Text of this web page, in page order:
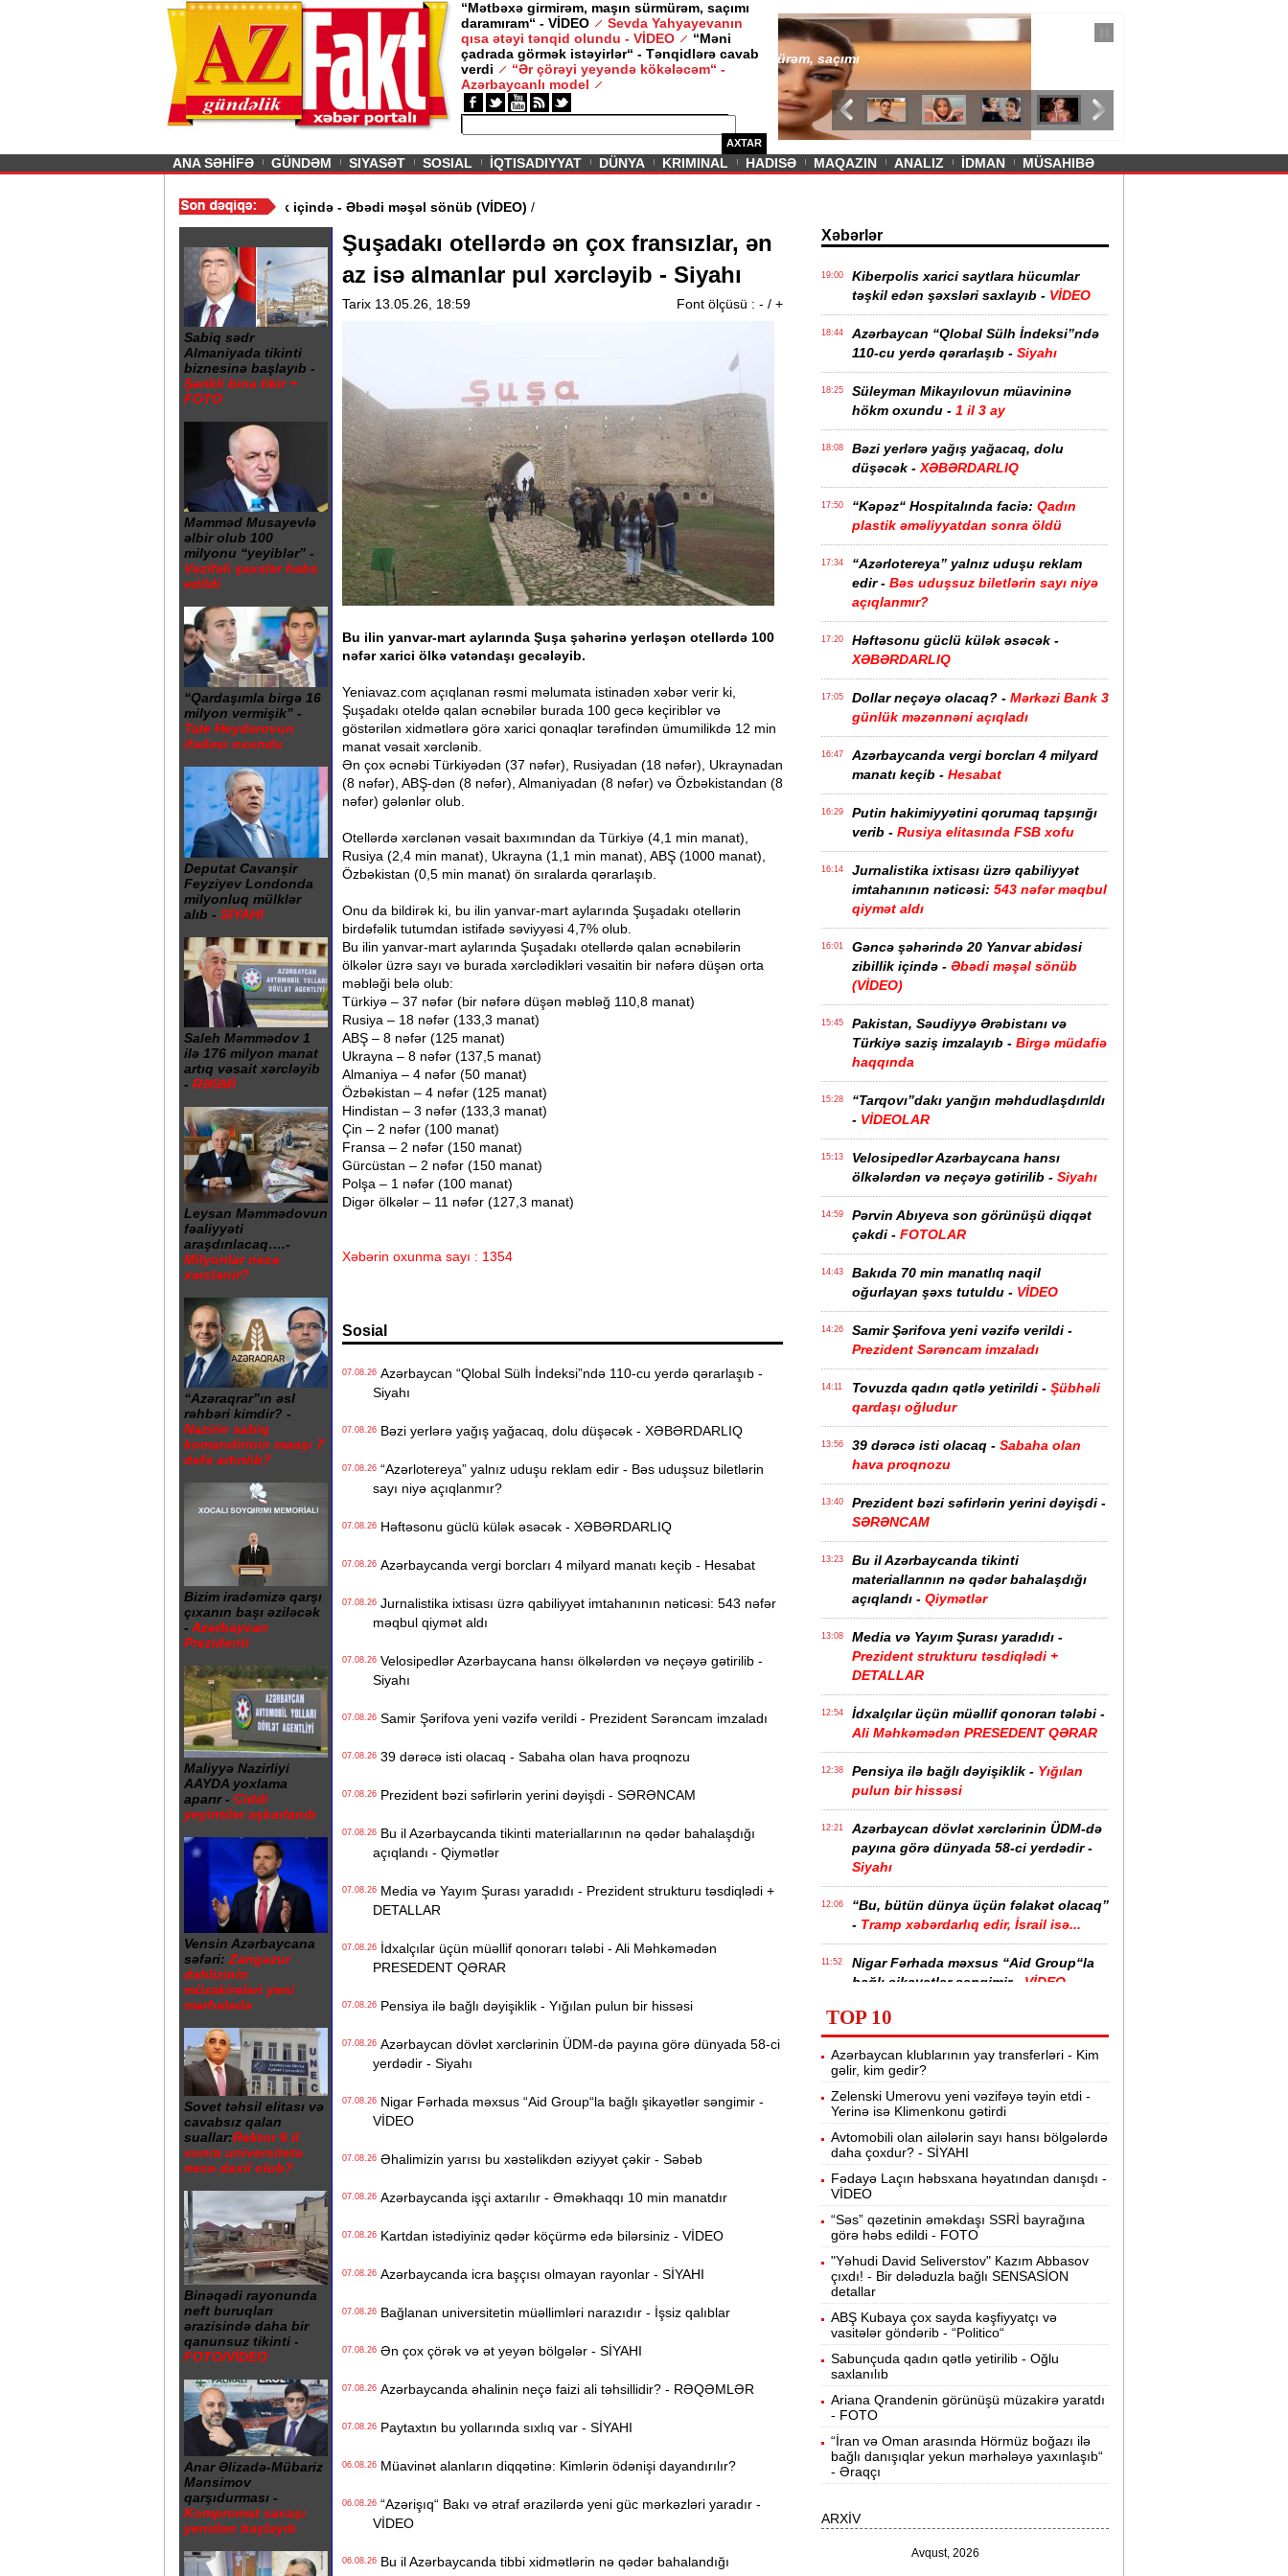
“Mətbəxə girmirəm, maşın sürmürəm, saçımı
daramıram“ - VİDEO
Sevda Yahyayevanın
qısa ətəyi tənqid olundu - VİDEO
“Məni
çadrada görmək istəyirlər“ - Tənqidlərə cavab
verdi
“Ər çörəyi yeyəndə kökələcəm“ -
Azərbaycanlı model
AXTAR
/ MAQAZIN /
Sevda Yahyayevanın qısa ətəyi tənqid olundu -
VİDEO
Previous
ANA SƏHİFƏ GÜNDƏM SIYASƏT SOSIAL İQTISADIYYAT DÜNYA KRIMINAL HADISƏ MAQAZIN ANALIZ İDMAN MÜSAHIBƏ
Gəncə şəhərində 20 Yanvar abidəsi zibillik içində - Əbədi məşəl sönüb (VİDEO)
Sabiq sədr
Almaniyada tikinti
biznesinə başlayıb -
Şərikli bina tikir +
FOTO
Məmməd Musayevlə
əlbir olub 100
milyonu “yeyiblər” -
Vəzifəli şəxslər həbs
edildi
“Qardaşımla birgə 16
milyon vermişik” -
Tale Heydərovun
ifadəsi oxundu
Deputat Cavanşir
Feyziyev Londonda
milyonluq mülklər
alıb - SİYAHI
Saleh Məmmədov 1
ilə 176 milyon manat
artıq vəsait xərcləyib
- RƏSMİ
Leysan Məmmədovun
fəaliyyəti
araşdırılacaq….-
Milyonlar necə
xərclənir?
“Azəraqrar”ın əsl
rəhbəri kimdir? -
Nazirin sabiq
komandirinin maaşı 7
dəfə artırılıb?
Bizim iradəmizə qarşı
çıxanın başı əziləcək
- Azərbaycan
Prezidenti
Maliyyə Nazirliyi
AAYDA yoxlama
aparır - Ciddi
yeyintilər aşkarlanıb
Vensin Azərbaycana
səfəri: Zəngəzur
dəhlizinin
müzakirələri yeni
mərhələdə
Sovet təhsil elitası və
cavabsız qalan
suallar:Rektor 6 il
sonra universitetə
necə daxil olub?
Binəqədi rayonunda
neft buruqları
ərazisində daha bir
qanunsuz tikinti -
FOTO/VİDEO
Anar Əlizadə-Mübariz
Mənsimov
qarşıdurması -
Kompromat savaşı
yenidən başlayıb
Şuşadakı otellərdə ən çox fransızlar, ən
az isə almanlar pul xərcləyib - Siyahı
Tarix 13.05.26, 18:59 Font ölçüsü : - / +
Bu ilin yanvar-mart aylarında Şuşa şəhərinə yerləşən otellərdə 100
nəfər xarici ölkə vətəndaşı gecələyib.
Yeniavaz.com açıqlanan rəsmi məlumata istinadən xəbər verir ki,
Şuşadakı oteldə qalan əcnəbilər burada 100 gecə keçiriblər və
göstərilən xidmətlərə görə xarici qonaqlar tərəfindən ümumilikdə 12 min
manat vəsait xərclənib.
Ən çox əcnəbi Türkiyədən (37 nəfər), Rusiyadan (18 nəfər), Ukraynadan
(8 nəfər), ABŞ-dən (8 nəfər), Almaniyadan (8 nəfər) və Özbəkistandan (8
nəfər) gələnlər olub.
Otellərdə xərclənən vəsait baxımından da Türkiyə (4,1 min manat),
Rusiya (2,4 min manat), Ukrayna (1,1 min manat), ABŞ (1000 manat),
Özbəkistan (0,5 min manat) ön sıralarda qərarlaşıb.
Onu da bildirək ki, bu ilin yanvar-mart aylarında Şuşadakı otellərin
birdəfəlik tutumdan istifadə səviyyəsi 4,7% olub.
Bu ilin yanvar-mart aylarında Şuşadakı otellərdə qalan əcnəbilərin
ölkələr üzrə sayı və burada xərclədikləri vəsaitin bir nəfərə düşən orta
məbləği belə olub:
Türkiyə – 37 nəfər (bir nəfərə düşən məbləğ 110,8 manat)
Rusiya – 18 nəfər (133,3 manat)
ABŞ – 8 nəfər (125 manat)
Ukrayna – 8 nəfər (137,5 manat)
Almaniya – 4 nəfər (50 manat)
Özbəkistan – 4 nəfər (125 manat)
Hindistan – 3 nəfər (133,3 manat)
Çin – 2 nəfər (100 manat)
Fransa – 2 nəfər (150 manat)
Gürcüstan – 2 nəfər (150 manat)
Polşa – 1 nəfər (100 manat)
Digər ölkələr – 11 nəfər (127,3 manat)
Xəbərin oxunma sayı : 1354
Sosial
07.08.26Azərbaycan “Qlobal Sülh İndeksi”ndə 110-cu yerdə qərarlaşıb -
Siyahı
07.08.26Bəzi yerlərə yağış yağacaq, dolu düşəcək - XƏBƏRDARLIQ
07.08.26“Azərlotereya” yalnız uduşu reklam edir - Bəs uduşsuz biletlərin
sayı niyə açıqlanmır?
07.08.26Həftəsonu güclü külək əsəcək - XƏBƏRDARLIQ
07.08.26Azərbaycanda vergi borcları 4 milyard manatı keçib - Hesabat
07.08.26Jurnalistika ixtisası üzrə qabiliyyət imtahanının nəticəsi: 543 nəfər
məqbul qiymət aldı
07.08.26Velosipedlər Azərbaycana hansı ölkələrdən və neçəyə gətirilib -
Siyahı
07.08.26Samir Şərifova yeni vəzifə verildi - Prezident Sərəncam imzaladı
07.08.2639 dərəcə isti olacaq - Sabaha olan hava proqnozu
07.08.26Prezident bəzi səfirlərin yerini dəyişdi - SƏRƏNCAM
07.08.26Bu il Azərbaycanda tikinti materiallarının nə qədər bahalaşdığı
açıqlandı - Qiymətlər
07.08.26Media və Yayım Şurası yaradıdı - Prezident strukturu təsdiqlədi +
DETALLAR
07.08.26İdxalçılar üçün müəllif qonorarı tələbi - Ali Məhkəmədən
PRESEDENT QƏRAR
07.08.26Pensiya ilə bağlı dəyişiklik - Yığılan pulun bir hissəsi
07.08.26Azərbaycan dövlət xərclərinin ÜDM-də payına görə dünyada 58-ci
yerdədir - Siyahı
07.08.26Nigar Fərhada məxsus “Aid Group“la bağlı şikayətlər səngimir -
VİDEO
07.08.26Əhalimizin yarısı bu xəstəlikdən əziyyət çəkir - Səbəb
07.08.26Azərbaycanda işçi axtarılır - Əməkhaqqı 10 min manatdır
07.08.26Kartdan istədiyiniz qədər köçürmə edə bilərsiniz - VİDEO
07.08.26Azərbaycanda icra başçısı olmayan rayonlar - SİYAHI
07.08.26Bağlanan universitetin müəllimləri narazıdır - İşsiz qalıblar
07.08.26Ən çox çörək və ət yeyən bölgələr - SİYAHI
07.08.26Azərbaycanda əhalinin neçə faizi ali təhsillidir? - RƏQƏMLƏR
07.08.26Paytaxtın bu yollarında sıxlıq var - SİYAHI
06.08.26Müavinət alanların diqqətinə: Kimlərin ödənişi dayandırılır?
06.08.26“Azərişıq“ Bakı və ətraf ərazilərdə yeni güc mərkəzləri yaradır -
VİDEO
06.08.26Bu il Azərbaycanda tibbi xidmətlərin nə qədər bahalandığı
Xəbərlər
19:00
Kiberpolis xarici saytlara hücumlar
təşkil edən şəxsləri saxlayıb - VİDEO
18:44
Azərbaycan “Qlobal Sülh İndeksi”ndə
110-cu yerdə qərarlaşıb - Siyahı
18:25
Süleyman Mikayılovun müavininə
hökm oxundu - 1 il 3 ay
18:08
Bəzi yerlərə yağış yağacaq, dolu
düşəcək - XƏBƏRDARLIQ
17:50 “Kəpəz“ Hospitalında faciə: Qadın
plastik əməliyyatdan sonra öldü
17:34
“Azərlotereya” yalnız uduşu reklam
edir - Bəs uduşsuz biletlərin sayı niyə
açıqlanmır?
17:20
Həftəsonu güclü külək əsəcək -
XƏBƏRDARLIQ
17:05 Dollar neçəyə olacaq? - Mərkəzi Bank 3
günlük məzənnəni açıqladı
16:47
Azərbaycanda vergi borcları 4 milyard
manatı keçib - Hesabat
16:29
Putin hakimiyyətini qorumaq tapşırığı
verib - Rusiya elitasında FSB xofu
16:14
Jurnalistika ixtisası üzrə qabiliyyət
imtahanının nəticəsi: 543 nəfər məqbul
qiymət aldı
16:01
Gəncə şəhərində 20 Yanvar abidəsi
zibillik içində - Əbədi məşəl sönüb
(VİDEO)
15:45
Pakistan, Səudiyyə Ərəbistanı və
Türkiyə saziş imzalayıb - Birgə müdafiə
haqqında
15:28
“Tarqovı”dakı yanğın məhdudlaşdırıldı
- VİDEOLAR
15:13
Velosipedlər Azərbaycana hansı
ölkələrdən və neçəyə gətirilib - Siyahı
14:59
Pərvin Abıyeva son görünüşü diqqət
çəkdi - FOTOLAR
14:43
Bakıda 70 min manatlıq naqil
oğurlayan şəxs tutuldu - VİDEO
14:26
Samir Şərifova yeni vəzifə verildi -
Prezident Sərəncam imzaladı
14:11 Tovuzda qadın qətlə yetirildi - Şübhəli
qardaşı oğludur
13:56 39 dərəcə isti olacaq - Sabaha olan
hava proqnozu
13:40
Prezident bəzi səfirlərin yerini dəyişdi -
SƏRƏNCAM
13:23
Bu il Azərbaycanda tikinti
materiallarının nə qədər bahalaşdığı
açıqlandı - Qiymətlər
13:08
Media və Yayım Şurası yaradıdı -
Prezident strukturu təsdiqlədi +
DETALLAR
12:54
İdxalçılar üçün müəllif qonorarı tələbi -
Ali Məhkəmədən PRESEDENT QƏRAR
12:38 Pensiya ilə bağlı dəyişiklik - Yığılan
pulun bir hissəsi
12:21
Azərbaycan dövlət xərclərinin ÜDM-də
payına görə dünyada 58-ci yerdədir -
Siyahı
12:06
“Bu, bütün dünya üçün fəlakət olacaq”
- Tramp xəbərdarlıq edir, İsrail isə...
11:52
Nigar Fərhada məxsus “Aid Group“la
bağlı şikayətlər səngimir - VİDEO
11:36
Əhalimizin yarısı bu xəstəlikdən
əziyyət çəkir -Səbəb
11:19
Azərbaycanda işçi axtarılır -
Əməkhaqqı 10 min manatdır
11:04
Kartdan istədiyiniz qədər köçürmə edə
bilərsiniz -VİDEO
10:50
Ər-arvadın yanaraq ölməsinə görə
həbs edilən var - Evdən 15 min də
oğurlanıb
10:34
Azərbaycanda icra başçısı olmayan
rayonlar -
Bağlanan universitetin müəllimləri
narazıdır -İşsiz qalıblar
10:02 Pakistanda leysan yağışları -150-dən
çox insan ölüb
9:48
II Qaregin məhkəmə qarşısına çıxarılır -
Ermənistan tarixində ilk
gözlənilir“ -
Ən çox çörək və ət yeyən bölgələr -
TOP 10
Azərbaycan klublarının yay transferləri - Kim
gəlir, kim gedir?
Zelenski Umerovu yeni vəzifəyə təyin etdi -
Yerinə isə Klimenkonu gətirdi
Avtomobili olan ailələrin sayı hansı bölgələrdə
daha çoxdur? - SİYAHI
Fədayə Laçın həbsxana həyatından danışdı -
VİDEO
“Səs” qəzetinin əməkdaşı SSRİ bayrağına
görə həbs edildi - FOTO
"Yəhudi David Seliverstov" Kazım Abbasov
çıxdı! - Bir dələduzla bağlı SENSASİON
detallar
ABŞ Kubaya çox sayda kəşfiyyatçı və
vasitələr göndərib - “Politico“
Sabunçuda qadın qətlə yetirilib - Oğlu
saxlanılıb
Ariana Qrandenin görünüşü müzakirə yaratdı
- FOTO
“İran və Oman arasında Hörmüz boğazı ilə
bağlı danışıqlar yekun mərhələyə yaxınlaşıb“
- Əraqçı
ARXİV
Avqust, 2026